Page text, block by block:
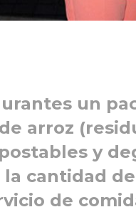
un
arroz
y
cantidad
de